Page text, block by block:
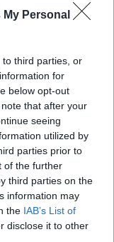
Personal
third parties, or
for
below opt-out
that after your
seeing
utilized by
parties prior to
of the further
third parties on the
information may
the IAB’s List of
disclose it to other
painuu
(länsi).
pimeä
auringonlaskun
ennen
tulee pimeä
on 27